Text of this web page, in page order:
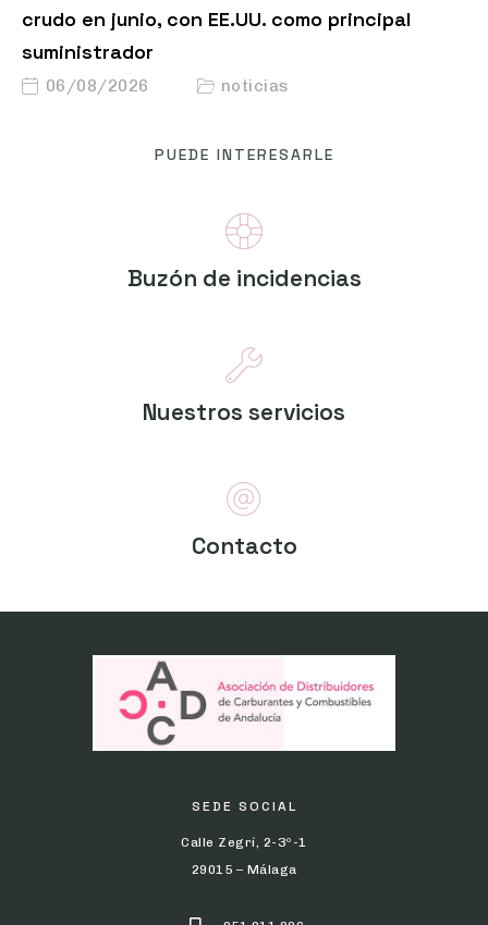
crudo en junio, con EE.UU. como principal
suministrador
06/08/2026 noticias
PUEDE INTERESARLE
Buzón de incidencias
Nuestros servicios
Contacto
SEDE SOCIAL
Calle Zegrí, 2-3º-1
29015 – Málaga